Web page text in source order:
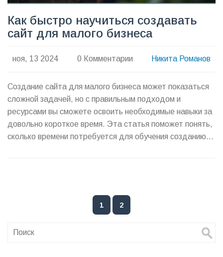
Как быстро научиться создавать
сайт для малого бизнеса
ноя, 13 2024 0 Комментарии Никита Романов
Создание сайта для малого бизнеса может показаться
сложной задачей, но с правильным подходом и
ресурсами вы сможете освоить необходимые навыки за
довольно короткое время. Эта статья поможет понять,
сколько времени потребуется для обучения созданию
незаменимы в современном мире веб-дизайна.
1 2